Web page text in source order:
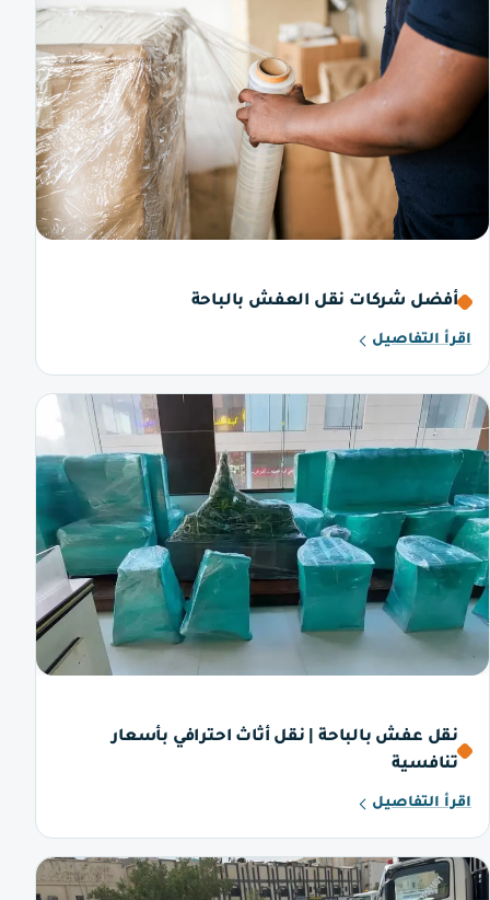
أفضل شركات نقل العفش بالباحة
اقرأ التفاصيل
نقل عفش بالباحة | نقل أثاث احترافي بأسعار
تنافسية
اقرأ التفاصيل